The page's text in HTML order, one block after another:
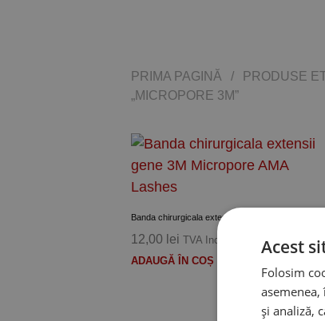
PRIMA PAGINĂ /
PRODUSE
„MICROPORE 3M”
Banda chirurgicala extensii gene 3M Micropore
12,00 lei TVA Inclus
ADAUGĂ ÎN COȘ
Acest
Folosim
și analiză,